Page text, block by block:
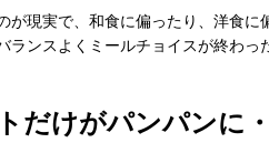
が現実で、和食に偏ったり、洋食に
ランスよくミールチョイスが終わ
だけがパンパンに